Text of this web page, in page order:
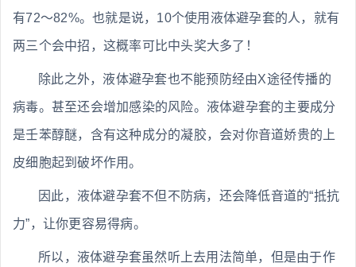
有72～82%。也就是说，10个使用液体避孕套的人，就有
两三个会中招，这概率可比中头奖大多了！
除此之外，液体避孕套也不能预防经由X途径传播的
病毒。甚至还会增加感染的风险。液体避孕套的主要成分
是壬苯醇醚，含有这种成分的凝胶，会对你音道娇贵的上
皮细胞起到破坏作用。
因此，液体避孕套不但不防病，还会降低音道的“抵抗
力”，让你更容易得病。
所以，液体避孕套虽然听上去用法简单，但是由于作